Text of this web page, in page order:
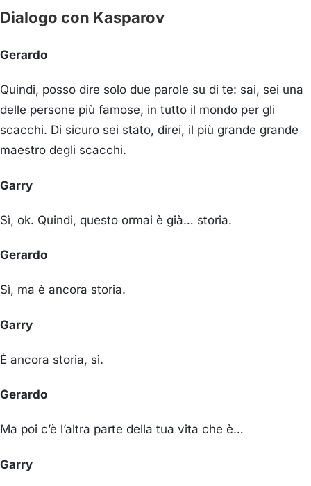
Dialogo con Kasparov
Gerardo
Quindi, posso dire solo due parole su di te: sai, sei una
delle persone più famose, in tutto il mondo per gli
scacchi. Di sicuro sei stato, direi, il più grande grande
maestro degli scacchi.
Garry
Sì, ok. Quindi, questo ormai è già… storia.
Gerardo
Sì, ma è ancora storia.
Garry
È ancora storia, sì.
Gerardo
Ma poi c’è l’altra parte della tua vita che è…
Garry